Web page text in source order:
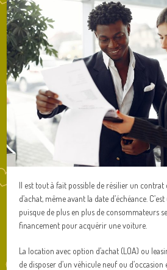
Il est tout à fait possible de résilier un
d’achat, même avant la date d’échéance.
puisque de plus en plus de consommateurs
financement pour acquérir une voiture.
La location avec option d’achat (LOA) ou
de disposer d’un véhicule neuf ou